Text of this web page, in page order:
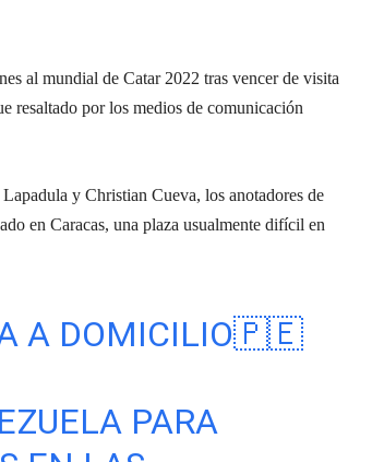
al mundial de Catar 2022 tras vencer de visita
resaltado por los medios de comunicación
y Christian Cueva, los anotadores de
en Caracas, una plaza usualmente difícil en
A DOMICILIO🇵🇪
PARA